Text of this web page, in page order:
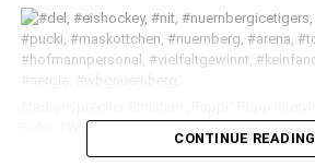
Foto: TW / nürnberg life
CONTINUE READING